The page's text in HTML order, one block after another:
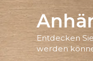
Entdecken
werden